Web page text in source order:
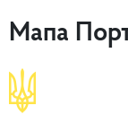
Мапа